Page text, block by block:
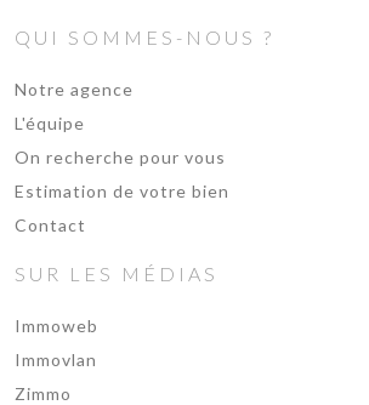
QUI SOMMES-NOUS ?
Notre agence
L'équipe
On recherche pour vous
Estimation de votre bien
Contact
SUR LES MÉDIAS
Immoweb
Immovlan
Zimmo